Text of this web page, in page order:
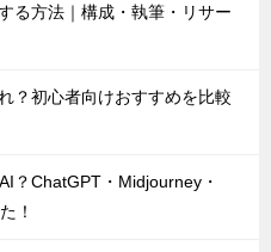
る方法｜構成・執筆・リサー
？初心者向けおすすめを比較
？ChatGPT・Midjourney・
！